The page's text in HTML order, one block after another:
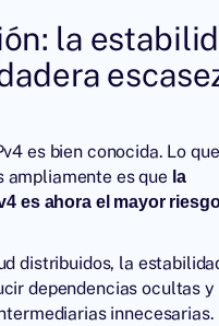
la
es bien conocida. Lo
ampliamente es que la
es ahora el mayor
distribuidos, la
dependencias ocultas y
innecesarias.